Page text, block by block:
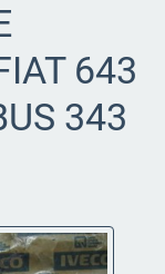
643
343